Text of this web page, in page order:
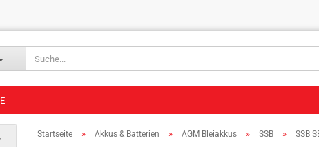
Startseite » Akkus & Batterien » AGM Bleiakkus » SSB » SSB